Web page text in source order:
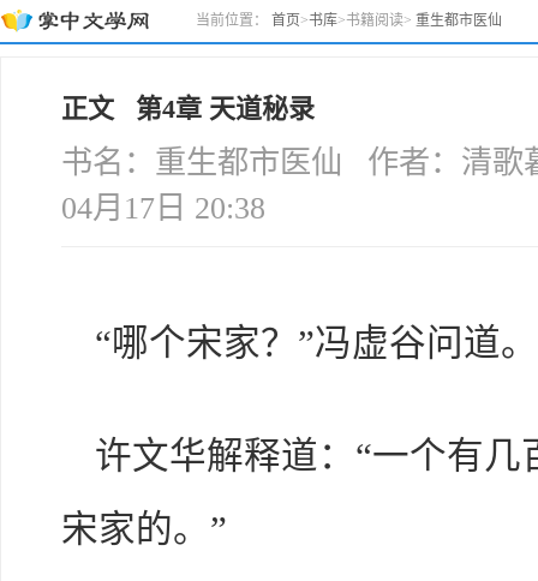
当前位置： 首页>书库>书籍阅读> 重生都市医仙
正文 第4章 天道秘录
书名：重生都市医仙 作者：清歌
04月17日 20:38
“哪个宋家？”冯虚谷问道。
许文华解释道：“一个有
宋家的。”